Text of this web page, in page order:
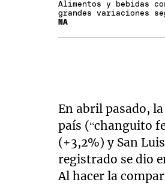
Alimentos y bebidas
grandes variaciones
NA
En abril pasado,
país (“changuito
(+3,2%) y San
registrado se dio
Al hacer la